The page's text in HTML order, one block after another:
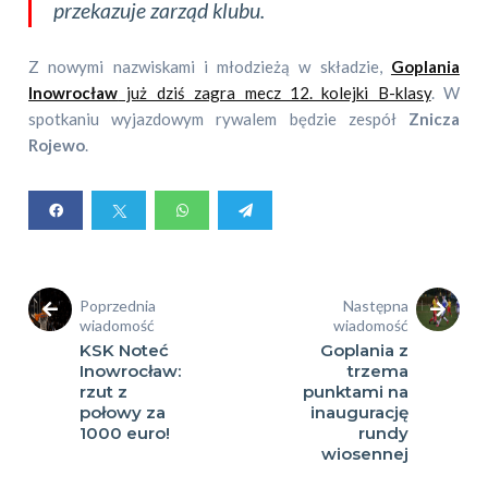
przekazuje zarząd klubu.
Z nowymi nazwiskami i młodzieżą w składzie, Goplania
Inowrocław już dziś zagra mecz 12. kolejki B-klasy. W
spotkaniu wyjazdowym rywalem będzie zespół Znicza
Rojewo.
Poprzednia
wiadomość
KSK Noteć
Inowrocław:
rzut z
połowy za
1000 euro!
Następna
wiadomość
Goplania z
trzema
punktami na
inaugurację
rundy
wiosennej